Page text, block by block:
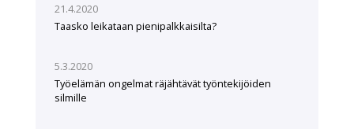
21.4.2020
Taasko leikataan pienipalkkaisilta?
5.3.2020
Työelämän ongelmat räjähtävät työntekijöiden
silmille